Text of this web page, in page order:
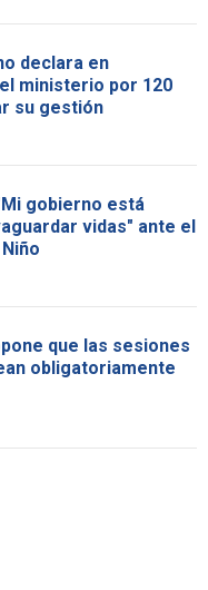
declara en
ministerio por 120
su gestión
gobierno está
vidas" ante el
que las sesiones
obligatoriamente